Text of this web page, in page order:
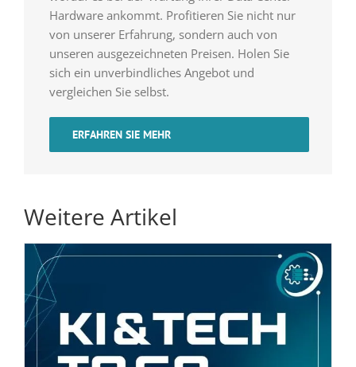
Hardware ankommt. Profitieren Sie nicht nur
von unserer Erfahrung, sondern auch von
unseren ausgezeichneten Preisen. Holen Sie
sich ein unverbindliches Angebot und
vergleichen Sie selbst.
ERFAHREN SIE MEHR
Weitere Artikel